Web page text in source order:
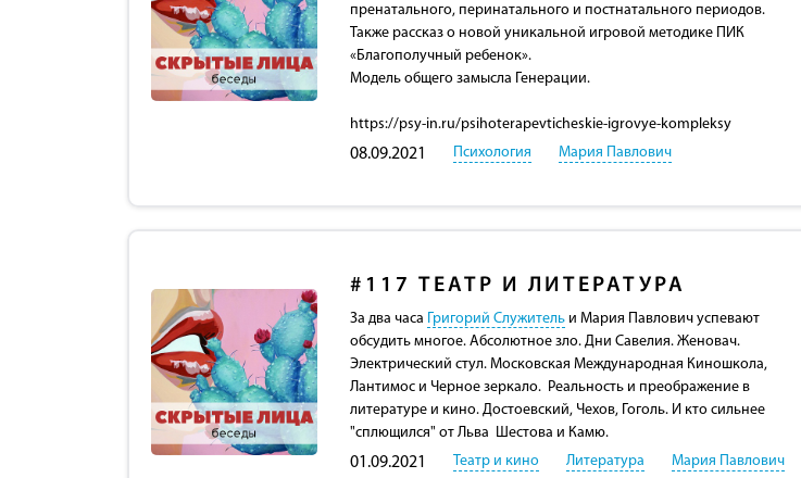
пренатального, перинатального и постнатального периодов.
Также рассказ о новой уникальной игровой методике ПИК
«Благополучный ребенок».
Модель общего замысла Генерации.
https://psy-in.ru/psihoterapevticheskie-igrovye-kompleksy
08.09.2021 Психология Мария Павлович
#117 ТЕАТР И ЛИТЕРАТУРА
За два часа Григорий Служительи Мария Павлович успевают
обсудить многое. Абсолютное зло. Дни Савелия. Женовач.
Электрический стул. Московская Международная Киношкола,
Лантимос и Черное зеркало. Реальность и преображение в
литературе и кино. Достоевский, Чехов, Гоголь. И кто сильнее
"сплющился" от Льва Шестова и Камю.
01.09.2021 Театр и кино Литература Мария Павлович